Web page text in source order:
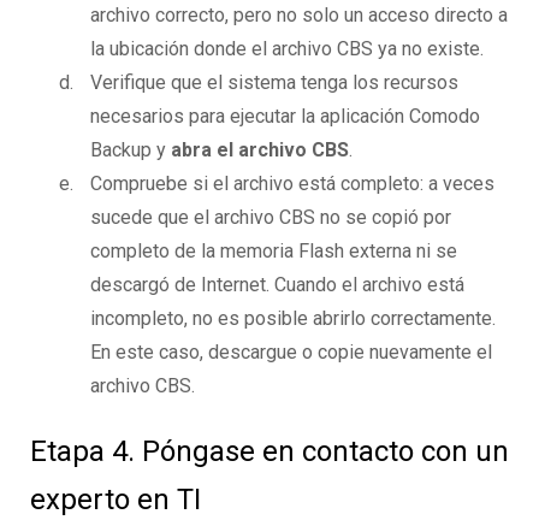
archivo correcto, pero no solo un acceso directo a
la ubicación donde el archivo CBS ya no existe.
Verifique que el sistema tenga los recursos
necesarios para ejecutar la aplicación Comodo
Backup y abra el archivo CBS.
Compruebe si el archivo está completo: a veces
sucede que el archivo CBS no se copió por
completo de la memoria Flash externa ni se
descargó de Internet. Cuando el archivo está
incompleto, no es posible abrirlo correctamente.
En este caso, descargue o copie nuevamente el
archivo CBS.
Etapa 4. Póngase en contacto con un
experto en TI